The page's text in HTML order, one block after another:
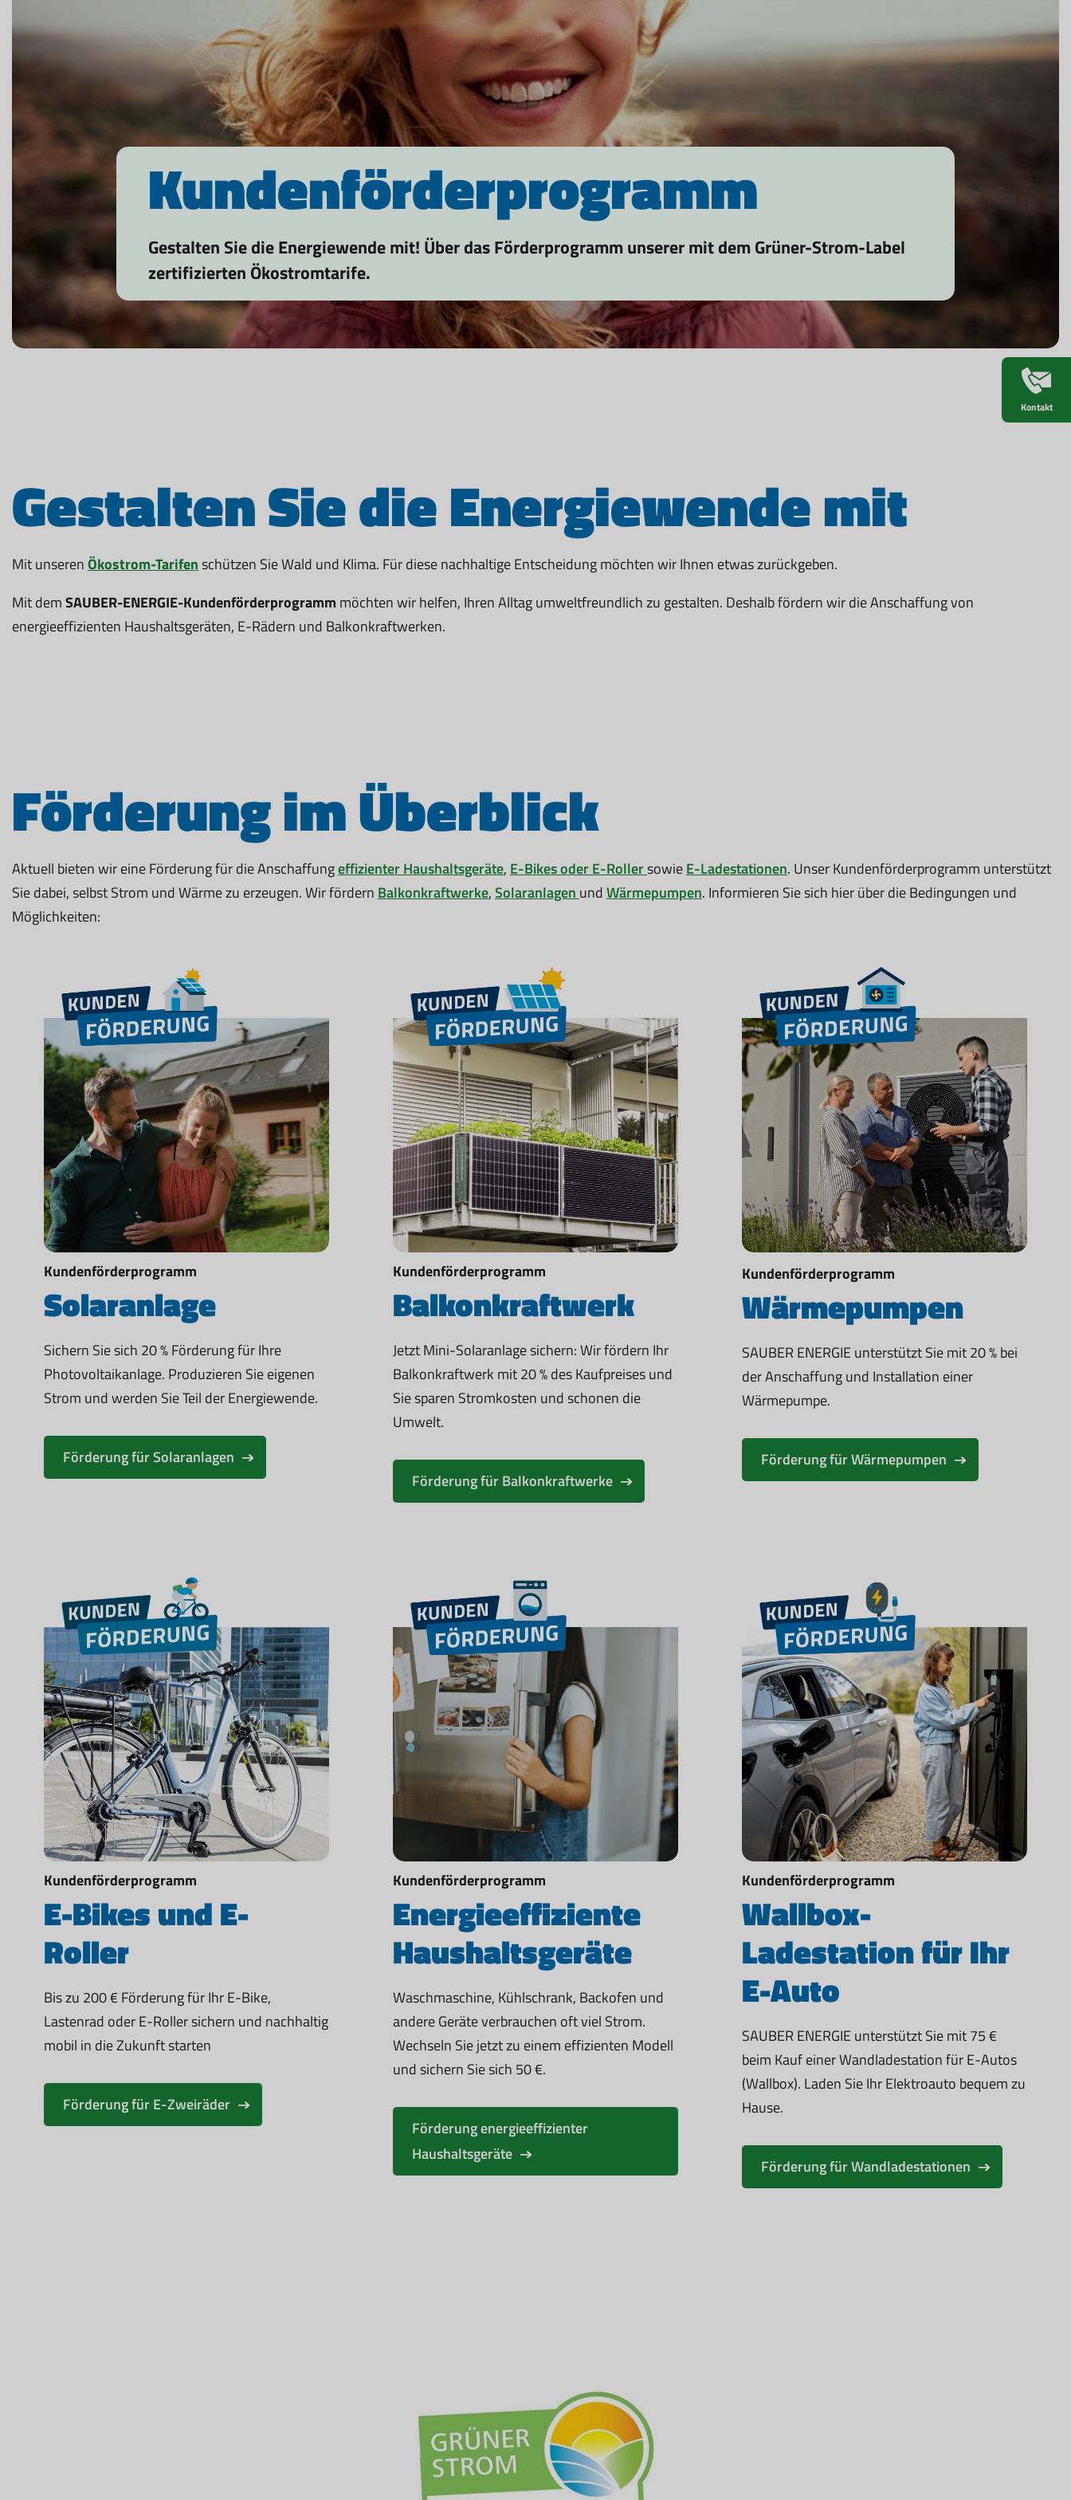
Kundenförder­programm
Gestalten Sie die Energiewende mit! Über das Förderprogramm unserer mit dem Grüner-Strom-Label
zertifizierten Ökostromtarife.
Gestalten Sie die Energiewende mit
Mit unserenÖkostrom-Tarifenschützen Sie Wald und Klima. Für diese nachhaltige Entscheidung möchten wir Ihnen etwas zurückgeben.
Mit demSAUBER-ENERGIE-Kundenförderprogramm möchten wir helfen, Ihren Alltag umweltfreundlich zu gestalten. Deshalb fördern wir die Anschaffung von
energieeffizienten Haushaltsgeräten, E-Rädern und Balkonkraftwerken.
Förderung im Überblick
Aktuell bieten wir eine Förderung für die Anschaffungeffizienter Haushaltsgeräte, E-Bikes oder E-RollersowieE-Ladestationen. Unser Kundenförderprogramm unterstützt
Sie dabei, selbst Strom und Wärme zu erzeugen. Wir fördern Balkonkraftwerke,Solaranlagen undWärmepumpen. Informieren Sie sich hier über die Bedingungen und
Möglichkeiten:
Kundenförderprogramm
Solaranlage
Sichern Sie sich 20 % Förderung für Ihre
Photovoltaikanlage. Produzieren Sie eigenen
Strom und werden Sie Teil der Energiewende.
Förderung für Solaranlagen
Kundenförderprogramm
Balkonkraftwerk
Jetzt Mini-Solaranlage sichern: Wir fördern Ihr
Balkonkraftwerk mit 20 % des Kaufpreises und
Sie sparen Stromkosten und schonen die
Umwelt.
Förderung für Balkonkraftwerke
Kundenförderprogramm
Wärmepumpen
SAUBER ENERGIE unterstützt Sie mit 20 % bei
der Anschaffung und Installation einer
Wärmepumpe.
Förderung für Wärmepumpen
Kundenförderprogramm
E-Bikes und E-
Roller
Bis zu 200 € Förderung für Ihr E-Bike,
Lastenrad oder E-Roller sichern und nachhaltig
mobil in die Zukunft starten
Förderung für E-Zweiräder
Kundenförderprogramm
Energieeffiziente
Haushaltsgeräte
Waschmaschine, Kühlschrank, Backofen und
andere Geräte verbrauchen oft viel Strom.
Wechseln Sie jetzt zu einem effizienten Modell
und sichern Sie sich 50 €.
Förderung energieeffizienter
Haushaltsgeräte
Kundenförderprogramm
Wallbox-
Ladestation für Ihr
E-Auto
SAUBER ENERGIE unterstützt Sie mit 75 €
beim Kauf einer Wandladestation für E-Autos
(Wallbox). Laden Sie Ihr Elektroauto bequem zu
Hause.
Förderung für Wandladestationen
Kontakt